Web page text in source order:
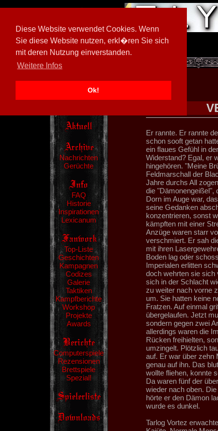
Diese Website verwendet Cookies. Wenn
Sie diese Website nutzen, erkl�ren Sie sich
mit deren Nutzung einverstanden.
Weitere Infos
Ok!
[ 600026/M3]
Nachrichten
Gerüchte
FAQ
Historie
Inspirationen
Lexicanum
Top-Liste
Geschichten
Kampagnen
Codizes
Galerie
Taktiken
Kampfberichte
Workshop
Projekte
Awards
Computerspiele
Rezensionen
Brettspiele
Spezial!
Er rannte. Er rannte
schon sooft getan
ein flaues Gefühl in
Widerstand? Egal, er
hingehören. "Meine
Feldmarschall der
Jahre durchs All
die "Dämonengeißel",
Dorn im Auge war,
seine Gedanken
konzentrieren, sonst
kämpften mit einer
Anzüge waren starr
verschmiert. Er sah
mit ihren
Boden lag oder
Imperialen erlitten
doch wehrten sie sich
sich in der Schlacht
zu weiter nach vorne
um. Sie hatten keine
Fratzen. Auf einmal
übergelaufen. Jetzt
sondern gegen zwei
allerdings waren die
Rücken freihielten,
umzingelt. Plötzlich
auf. Er war über zehn
genau auf ihn. Das
wollte fliehen, konnte
Da waren fünf der
wieder nach oben.
hörte er den Dämon
wurde es dunkel.
Tarlog Vortez